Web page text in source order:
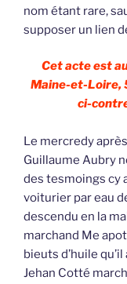
nom étant rare,
supposer un lien
Cet acte est
Maine-et-Loire,
ci-
Le mercredy
Guillaume Aubry
des tesmoings cy
voiturier par eau
descendu en la
marchand Me
bieuts d’huile
Jehan Cotté